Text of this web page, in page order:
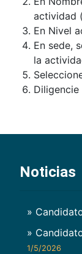
actividad (
En Nivel
En sede,
la
Noticias
»
»
1/5/2026